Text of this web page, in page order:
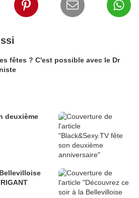
fêtes ? C'est possible avec le Dr
deuxième